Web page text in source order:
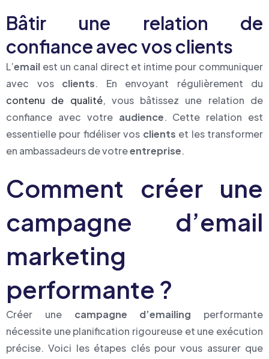
Bâtir une relation de
confiance avec vos clients
L’email est un canal direct et intime pour communiquer
avec vos clients. En envoyant régulièrement du
contenu de qualité, vous bâtissez une relation de
confiance avec votre audience. Cette relation est
essentielle pour fidéliser vos clients et les transformer
en ambassadeurs de votreentreprise.
Comment créer une
campagne d’email
marketing
performante ?
Créer une campagne d’emailing performante
nécessite une planification rigoureuse et une exécution
précise. Voici les étapes clés pour vous assurer que